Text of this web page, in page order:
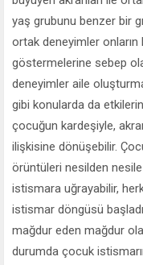
yaş grubunu benzer bir
ortak deneyimler onların
göstermelerine sebep
deneyimler aile
gibi konularda da
çocuğun kardeşiyle,
ilişkisine dönüşebilir.
örüntüleri nesilden
istismara uğrayabilir,
istismar döngüsü
mağdur eden mağdur
durumda çocuk